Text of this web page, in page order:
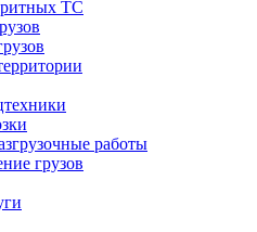
ТС
работы
грузов